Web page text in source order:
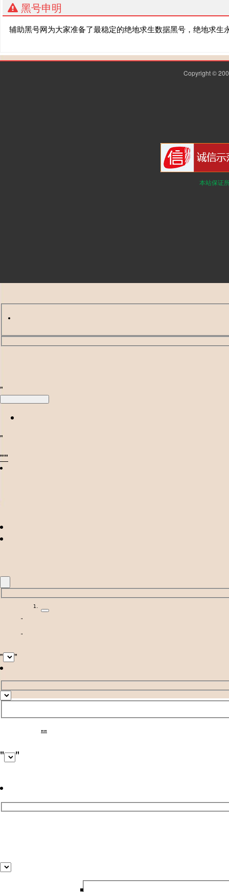
黑号申明
辅助黑号网为大家准备了最稳定的绝地求生数据黑号，绝地求
Copyright ©
本站保证